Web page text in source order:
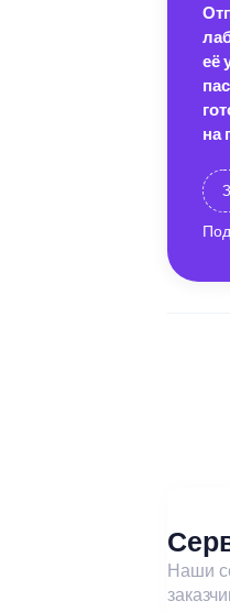
её
на
Наши